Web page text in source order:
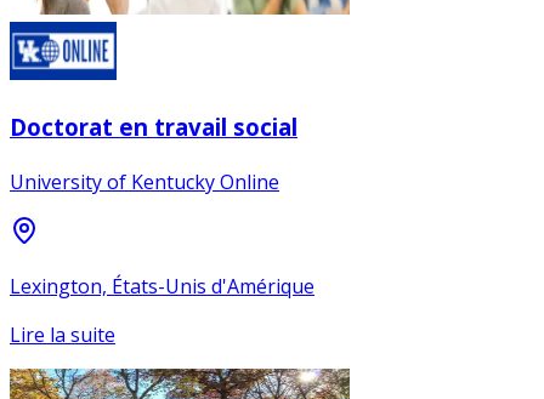
Doctorat en travail social
University of Kentucky Online
Lexington, États-Unis d'Amérique
Lire la suite